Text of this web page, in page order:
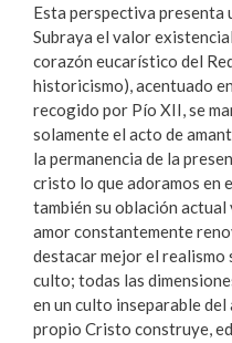
Esta perspectiva presenta
Subraya el valor
corazón eucarístico del
historicismo), acentuado
recogido por Pío XII, se
solamente el acto de
la permanencia de la
cristo lo que adoramos en
también su oblación
amor constantemente
destacar mejor el
culto; todas las
en un culto inseparable
propio Cristo construye,